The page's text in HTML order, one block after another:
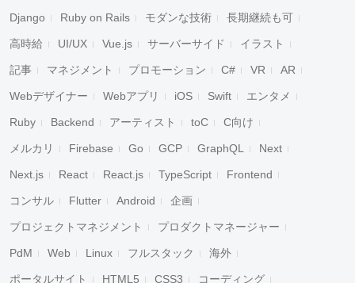
Django Ruby on Rails モダンな技術 長期継続も可
高時給 UI/UX Vue.js サーバーサイド イラスト
記事 マネジメント プロモーション C# VR AR
Webデザイナー Webアプリ iOS Swift エンタメ
Ruby Backend アーティスト toC C向け
メルカリ Firebase Go GCP GraphQL Next
Next.js React React.js TypeScript Frontend
コンサル Flutter Android 企画
プロジェクトマネジメント プロダクトマネージャー
PdM Web Linux フルスタック 海外
ポータルサイト HTML5 CSS3 コーディング